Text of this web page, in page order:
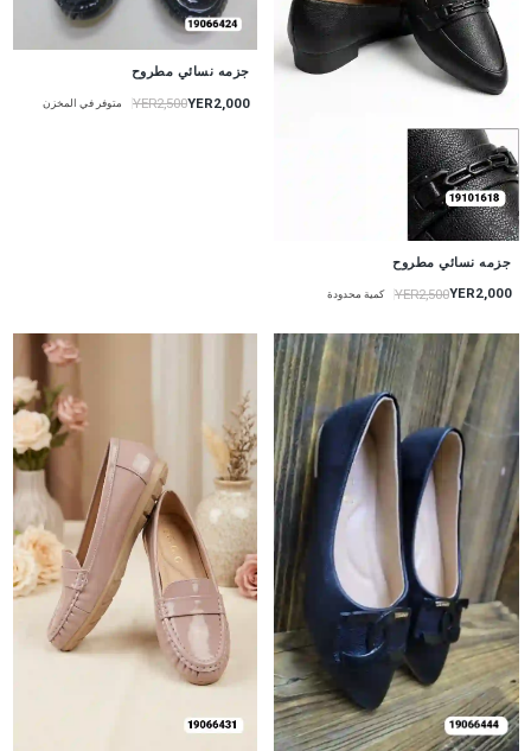
جزمه نسائي مطروح
YER2,000
YER2,500 كمية محدودة
جزمه نسائي مطروح
YER2,000
YER2,500 متوفر في المخزن